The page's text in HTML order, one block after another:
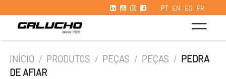
PT EN ES FR
INÍCIO / PRODUTOS / PEÇAS / PEÇAS / PEDRA
DE AFIAR